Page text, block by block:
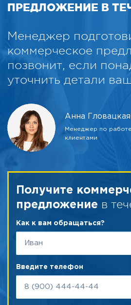
ПРЕДЛОЖЕНИЕ В
Менеджер
коммерческое
позвонит, если
уточнить детали
Анна Гловацкая
Менеджер по
клиентами
Получите
предложение в
Как к вам обращаться?
Введите телефон